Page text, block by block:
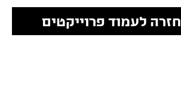
חזרה לעמוד פרוייקטים